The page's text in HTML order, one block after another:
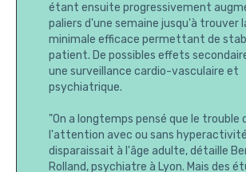
étant ensuite progressivement
paliers d'une semaine jusqu'à trouver
minimale efficace permettant de
patient. De possibles effets
une surveillance cardio-vasculaire et
psychiatrique.
"On a longtemps pensé que le trouble
l'attention avec ou sans hyperactivité
disparaissait à l'âge adulte, détaille
Rolland, psychiatre à Lyon. Mais des